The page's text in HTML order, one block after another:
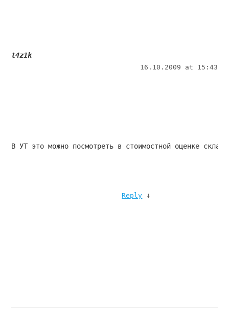
t4z1k
16.10.2009 at 15:43
В УТ это можно посмотреть в стоимостной оценке
Reply ↓